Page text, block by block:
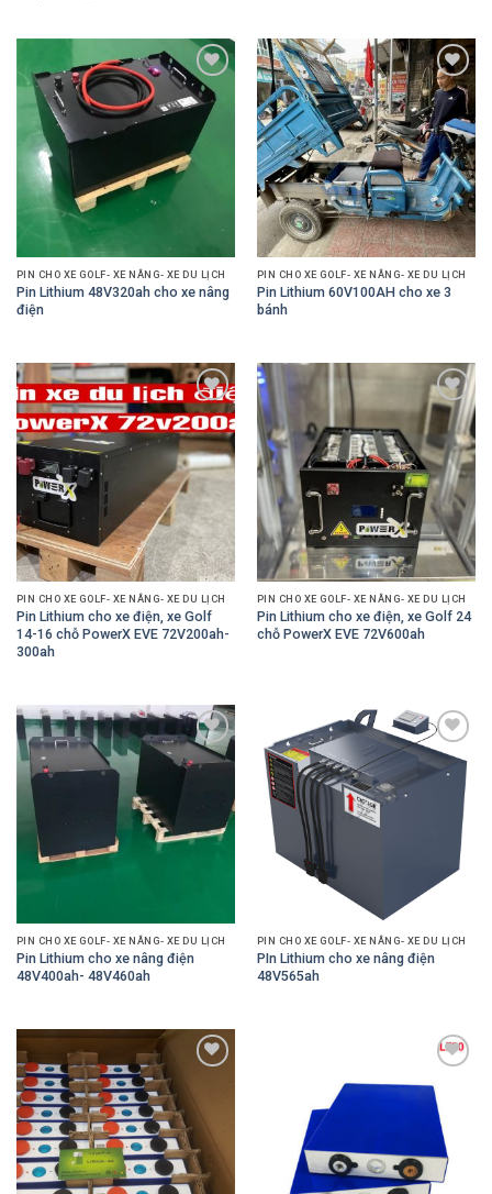
Add to
Wishlist
PIN CHO XE GOLF- XE NÂNG- XE DU LỊCH
Pin Lithium 48V320ah cho xe nâng
điện
Add to
Wishlist
PIN CHO XE GOLF- XE NÂNG- XE DU LỊCH
Pin Lithium 60V100AH cho xe 3
bánh
Add to
Wishlist
PIN CHO XE GOLF- XE NÂNG- XE DU LỊCH
Pin Lithium cho xe điện, xe Golf
14-16 chỗ PowerX EVE 72V200ah-
300ah
Add to
Wishlist
PIN CHO XE GOLF- XE NÂNG- XE DU LỊCH
Pin Lithium cho xe điện, xe Golf 24
chỗ PowerX EVE 72V600ah
Add to
Wishlist
PIN CHO XE GOLF- XE NÂNG- XE DU LỊCH
Pin Lithium cho xe nâng điện
48V400ah- 48V460ah
Add to
Wishlist
PIN CHO XE GOLF- XE NÂNG- XE DU LỊCH
PIn Lithium cho xe nâng điện
48V565ah
Wishlist